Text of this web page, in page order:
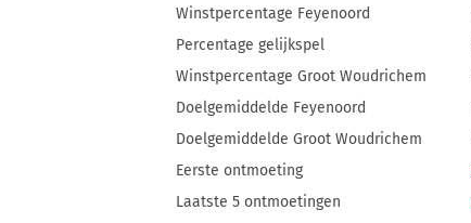
Winstpercentage Feyenoord
Percentage gelijkspel
Winstpercentage Groot Woudrichem
Doelgemiddelde Feyenoord
Doelgemiddelde Groot Woudrichem
Eerste ontmoeting
Laatste 5 ontmoetingen